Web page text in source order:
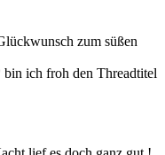
zum süßen
ich froh den Threadtitel